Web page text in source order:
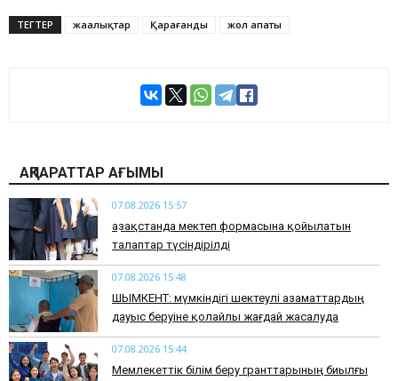
ТЕГТЕР жаңалықтар Қарағанды жол апаты
АҚПАРАТТАР АҒЫМЫ
07.08.2026 15:57
Қазақстанда мектеп формасына қойылатын
талаптар түсіндірілді
07.08.2026 15:48
ШЫМКЕНТ: мүмкіндігі шектеулі азаматтардың
дауыс беруіне қолайлы жағдай жасалуда
07.08.2026 15:44
Мемлекеттік білім беру гранттарының биылғы